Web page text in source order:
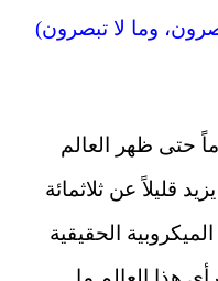
وما لا تبصرون)
حتى ظهر العالم
قليلاً عن ثلاثمائة
الميكروبية الحقيقية